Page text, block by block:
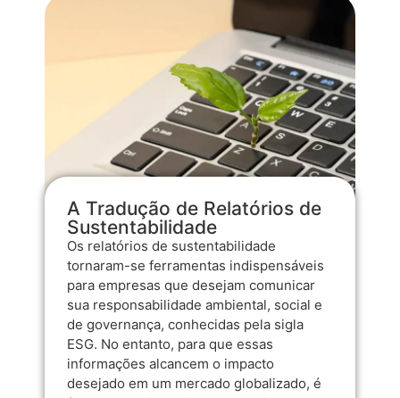
A Tradução de Relatórios de
Sustentabilidade
Os relatórios de sustentabilidade
tornaram-se ferramentas indispensáveis
para empresas que desejam comunicar
sua responsabilidade ambiental, social e
de governança, conhecidas pela sigla
ESG. No entanto, para que essas
informações alcancem o impacto
desejado em um mercado globalizado, é